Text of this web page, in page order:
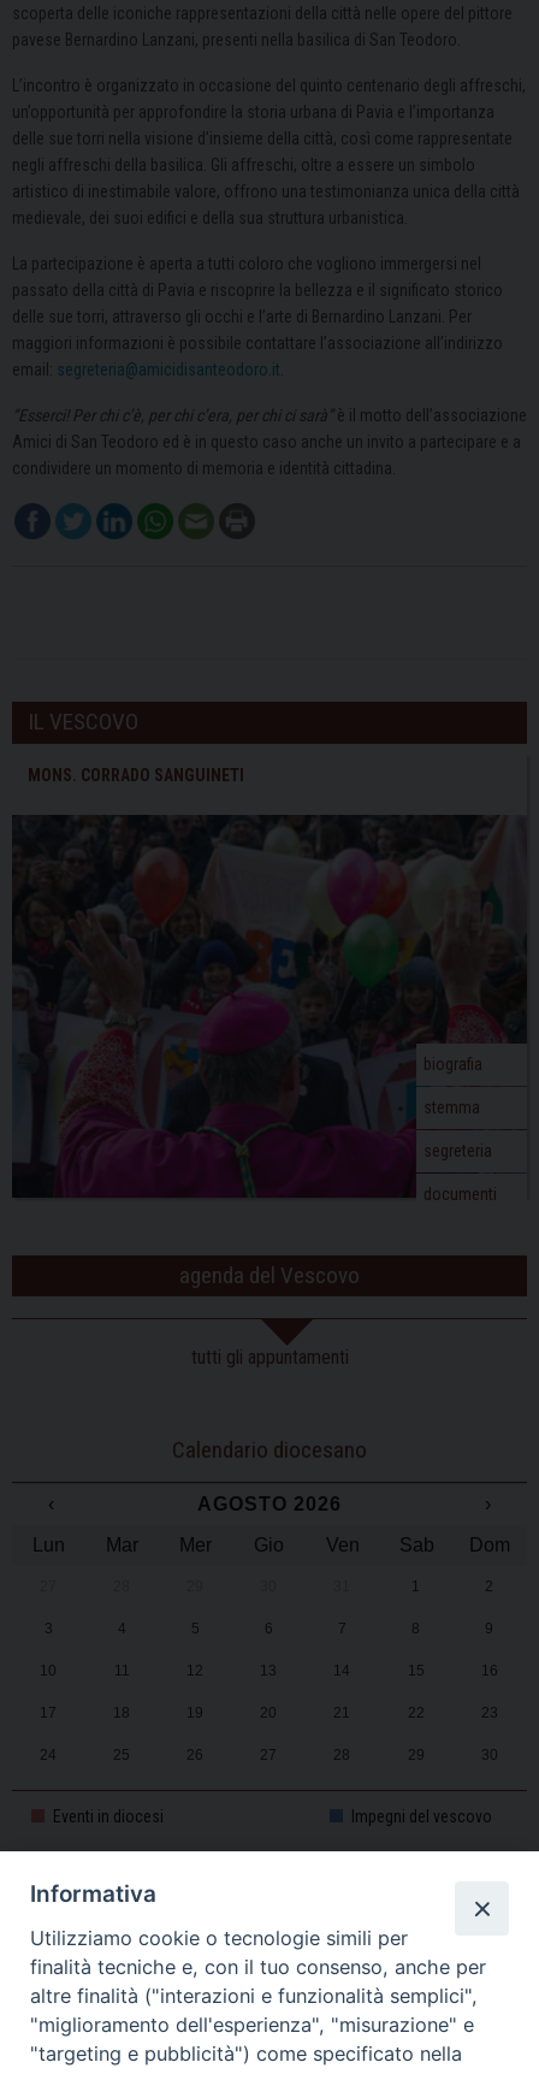
scoperta delle iconiche rappresentazioni della città nelle opere del pittore
pavese Bernardino Lanzani, presenti nella basilica di San Teodoro.
L’incontro è organizzato in occasione del quinto centenario degli affreschi,
un’opportunità per approfondire la storia urbana di Pavia e l’importanza
delle sue torri nella visione d’insieme della città, così come rappresentate
negli affreschi della basilica. Gli affreschi, oltre a essere un simbolo
artistico di inestimabile valore, offrono una testimonianza unica della città
medievale, dei suoi edifici e della sua struttura urbanistica.
La partecipazione è aperta a tutti coloro che vogliono immergersi nel
passato della città di Pavia e riscoprire la bellezza e il significato storico
delle sue torri, attraverso gli occhi e l’arte di Bernardino Lanzani. Per
maggiori informazioni è possibile contattare l’associazione all’indirizzo
email: segreteria@amicidisanteodoro.it
“Esserci! Per chi c’è, per chi c’era, per chi ci sarà”è il motto dell’associazione
Amici di San Teodoro ed è in questo caso anche un invito a partecipare e a
condividere un momento di memoria e identità cittadina.
IL VESCOVO
MONS. CORRADO SANGUINETI
biografia
stemma
segreteria
documenti
agenda del Vescovo
tutti gli appuntamenti
Calendario diocesano
‹ AGOSTO 2026
›
Lun
Mar Mer Gio Ven Sab Dom
1 2
3 4 5 6 7 8 9
10 11 12 13 14 15 16
17 18 19 20 21 22 23
24 25 26 27 28 29 30
31 1 2 3 4 5 6
Eventi in diocesi Impegni del vescovo
CALENDARIO PASTORALE 2025-2026
Informativa
Utilizziamo cookie o tecnologie simili per
finalità tecniche e, con il tuo consenso, anche per
altre finalità ("interazioni e funzionalità semplici",
"miglioramento dell'esperienza", "misurazione" e
"targeting e pubblicità") come specificato nella